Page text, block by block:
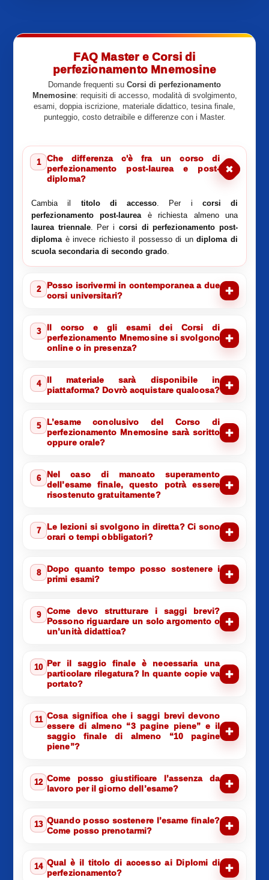
FAQ Master e Corsi di
perfezionamento Mnemosine
Domande frequenti su Corsi di perfezionamento
Mnemosine: requisiti di accesso, modalità di svolgimento,
esami, doppia iscrizione, materiale didattico, tesina finale,
punteggio, costo detraibile e differenze con i Master.
1
Che differenza c'è fra un corso di
perfezionamento post-laurea e post-
diploma?
Cambia il titolo di accesso. Per i corsi di
perfezionamento post-laureaè richiesta almeno una
laurea triennale. Per i corsi di perfezionamento post-
diplomaè invece richiesto il possesso di undiploma di
scuola secondaria di secondo grado.
2
Posso iscrivermi in contemporanea a due
corsi universitari?
3
Il corso e gli esami dei Corsi di
perfezionamento Mnemosine si svolgono
online o in presenza?
4
Il materiale sarà disponibile in
piattaforma? Dovrò acquistare qualcosa?
5
L’esame conclusivo del Corso di
perfezionamento Mnemosine sarà scritto
oppure orale?
6
Nel caso di mancato superamento
dell’esame finale, questo potrà essere
risostenuto gratuitamente?
7
Le lezioni si svolgono in diretta? Ci sono
orari o tempi obbligatori?
8
Dopo quanto tempo posso sostenere i
primi esami?
9
Come devo strutturare i saggi brevi?
Possono riguardare un solo argomento o
un’unità didattica?
10 Per il saggio finale è necessaria una
particolare rilegatura? In quante copie va
portato?
11 Cosa significa che i saggi brevi devono
essere di almeno “3 pagine piene” e il
saggio finale di almeno “10 pagine
piene”?
12 Come posso giustificare l’assenza da
lavoro per il giorno dell’esame?
13 Quando posso sostenere l’esame finale?
Come posso prenotarmi?
14 Qual è il titolo di accesso ai Diplomi di
perfezionamento?